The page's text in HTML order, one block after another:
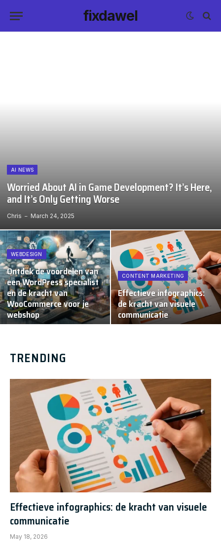
fixdawel
AI NEWS
Worried About AI in Game Development? It’s Here,
and It’s Only Getting Worse
Chris March 24, 2025
WEBDESIGN
Ontdek de voordelen van
een WordPress specialist
en de kracht van
WooCommerce voor je
webshop
CONTENT MARKETING
Effectieve infographics:
de kracht van visuele
communicatie
TRENDING
Effectieve infographics: de kracht van visuele
communicatie
May 18, 2026